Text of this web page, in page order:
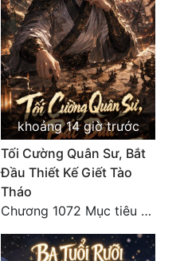
khoảng 14 giờ trước
Tối Cường Quân Sư, Bắt
Đầu Thiết Kế Giết Tào
Tháo
Chương 1072 Mục tiêu của chúng ta là biển sao trời (2/2)